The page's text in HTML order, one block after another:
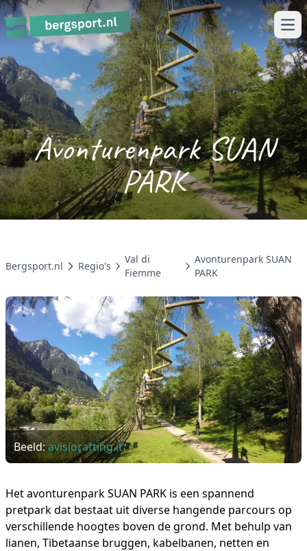
Avonturenpark SUAN
PARK
Bergsport.nl Regio's
Val di
Fiemme
Avonturenpark SUAN
PARK
Beeld:avisiorafting.it
Het avonturenpark SUAN PARK is een spannend
pretpark dat bestaat uit diverse hangende parcours op
verschillende hoogtes boven de grond. Met behulp van
lianen, Tibetaanse bruggen, kabelbanen, netten en